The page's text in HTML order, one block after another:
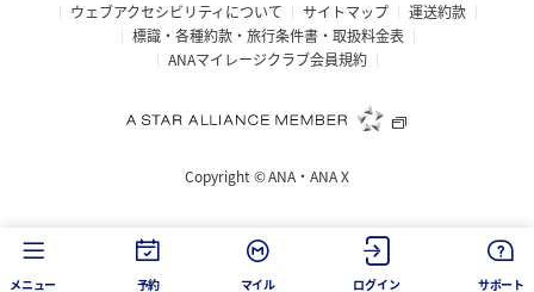
ウェブアクセシビリティについて
サイトマップ
運送約款
標識・各種約款・旅行条件書・取扱料金表
ANAマイレージクラブ会員規約
Copyright ©ANA・ANA X
メニュー 予約 マイル ログイン サポート